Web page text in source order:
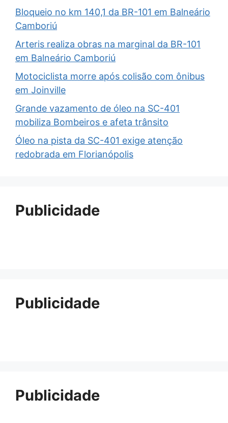
Bloqueio no km 140,1 da BR-101 em Balneário
Camboriú
Arteris realiza obras na marginal da BR-101
em Balneário Camboriú
Motociclista morre após colisão com ônibus
em Joinville
Grande vazamento de óleo na SC-401
mobiliza Bombeiros e afeta trânsito
Óleo na pista da SC-401 exige atenção
redobrada em Florianópolis
Publicidade
Publicidade
Publicidade